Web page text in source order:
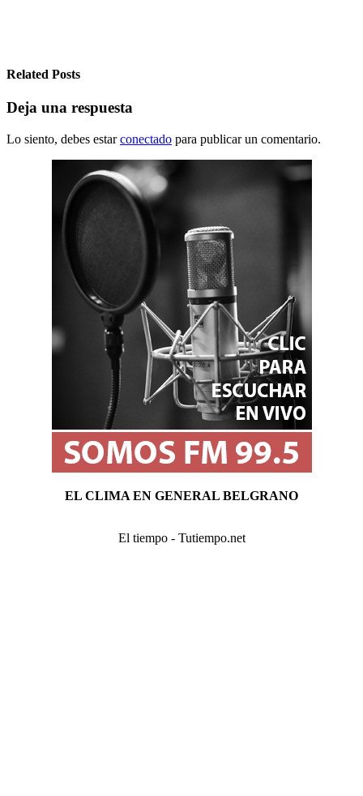
Related Posts
Deja una respuesta
Lo siento, debes estarconectado para publicar un comentario.
EL CLIMA EN GENERAL BELGRANO
El tiempo - Tutiempo.net